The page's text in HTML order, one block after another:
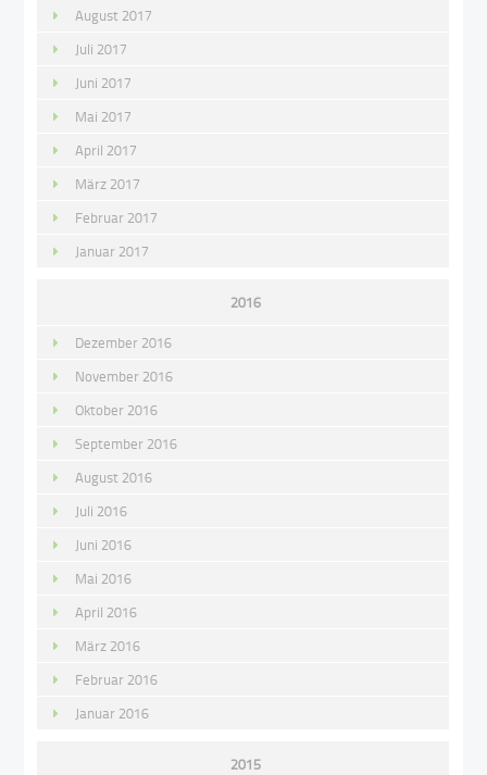
August 2017
Juli 2017
Juni 2017
Mai 2017
April 2017
März 2017
Februar 2017
Januar 2017
2016
Dezember 2016
November 2016
Oktober 2016
September 2016
August 2016
Juli 2016
Juni 2016
Mai 2016
April 2016
März 2016
Februar 2016
Januar 2016
2015